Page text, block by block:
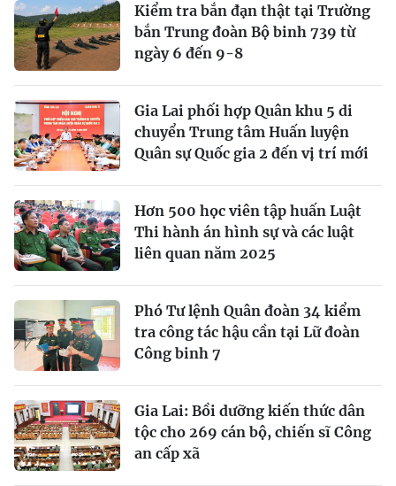
Kiểm tra bắn đạn thật tại Trường
bắn Trung đoàn Bộ binh 739 từ
ngày 6 đến 9-8
Gia Lai phối hợp Quân khu 5 di
chuyển Trung tâm Huấn luyện
Quân sự Quốc gia 2 đến vị trí mới
Hơn 500 học viên tập huấn Luật
Thi hành án hình sự và các luật
liên quan năm 2025
Phó Tư lệnh Quân đoàn 34 kiểm
tra công tác hậu cần tại Lữ đoàn
Công binh 7
Gia Lai: Bồi dưỡng kiến thức dân
tộc cho 269 cán bộ, chiến sĩ Công
an cấp xã